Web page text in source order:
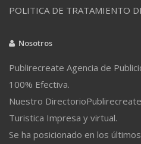
POLITICA DE TRATAMIENTO
Nosotros
Publirecreate Agencia de
100% Efectiva.
Nuestro
Turistica Impresa y virtual.
Se ha posicionado en los